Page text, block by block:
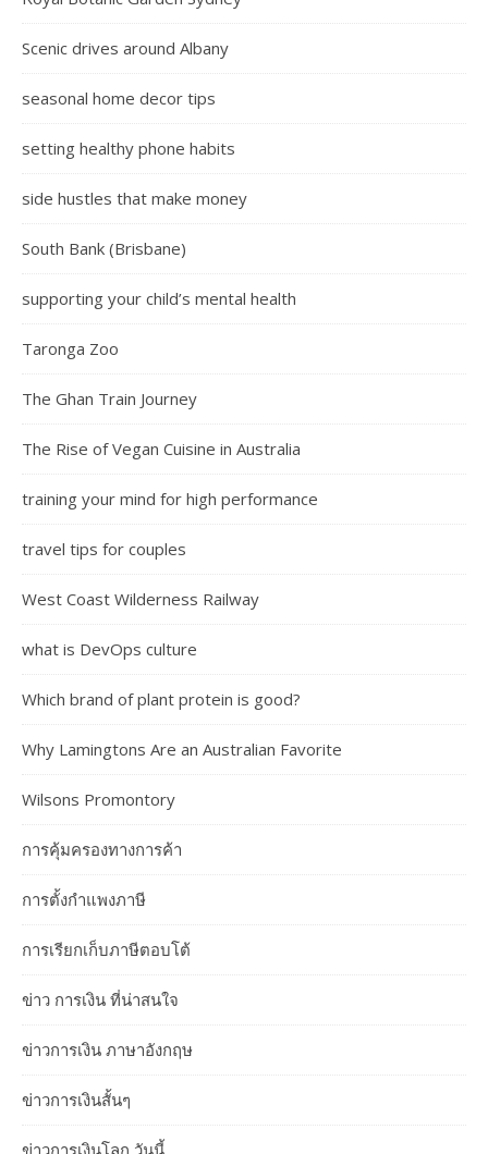
Scenic drives around Albany
seasonal home decor tips
setting healthy phone habits
side hustles that make money
South Bank (Brisbane)
supporting your child’s mental health
Taronga Zoo
The Ghan Train Journey
The Rise of Vegan Cuisine in Australia
training your mind for high performance
travel tips for couples
West Coast Wilderness Railway
what is DevOps culture
Which brand of plant protein is good?
Why Lamingtons Are an Australian Favorite
Wilsons Promontory
การคุ้มครองทางการค้า
การตั้งกำแพงภาษี
การเรียกเก็บภาษีตอบโต้
ข่าว การเงิน ที่น่าสนใจ
ข่าวการเงิน ภาษาอังกฤษ
ข่าวการเงินสั้นๆ
ข่าวการเงินโลก วันนี้